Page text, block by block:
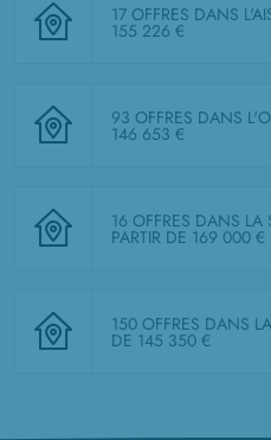
17 OFFRES
155 226 €
93 OFFRES
146 653 €
16 OFFRES
PARTIR DE 169 000 €
150 OFFRES
DE 145 350 €